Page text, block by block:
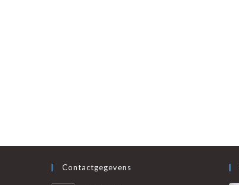
Contactgegevens